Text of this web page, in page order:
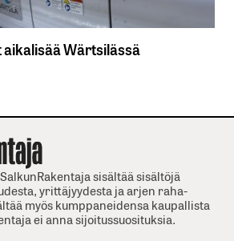
Wärtsilässä
sisältää sisältöjä
yrittäjyydesta ja arjen raha-
myös kumppaneidensa kaupallista
ei anna sijoitussuosituksia.